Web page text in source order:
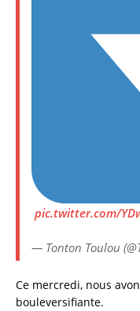
pic.twitter.com/
— Tonton Toulou
Ce mercredi, nous
bouleversifiante.